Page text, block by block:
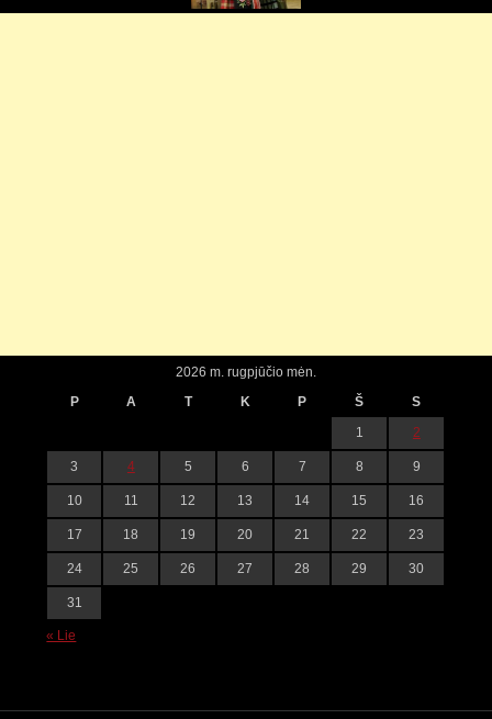
2026 m. rugpjūčio mėn.
P
A T K P Š S
« Lie
1 2
3 4 5 6 7 8 9
10 11 12 13 14 15 16
17 18 19 20 21 22 23
24 25 26 27 28 29 30
31